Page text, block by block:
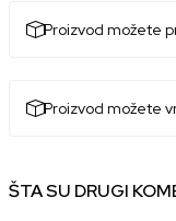
Proizvod možete
Proizvod možete
ŠTA SU DRUGI